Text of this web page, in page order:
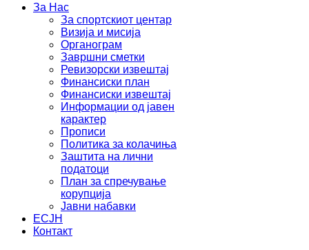
За Нас
За спортскиот центар
Визија и мисија
Органограм
Завршни сметки
Ревизорски извештај
Финансиски план
Финансиски извештај
Информации од јавен
карактер
Прописи
Политика за колачиња
Заштита на лични
податоци
План за спречување
корупција
Јавни набавки
ЕСЈН
Контакт